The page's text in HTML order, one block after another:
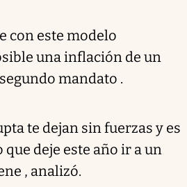
con este modelo
una inflación de un
mandato .
te dejan sin fuerzas y es
deje este año ir a un
, analizó.